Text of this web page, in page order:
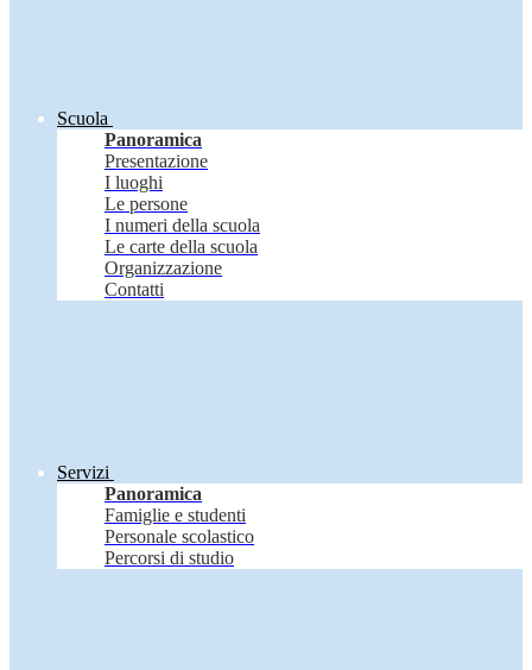
Scuola
Panoramica
Presentazione
I luoghi
Le persone
I numeri della scuola
Le carte della scuola
Organizzazione
Contatti
Servizi
Panoramica
Famiglie e studenti
Personale scolastico
Percorsi di studio